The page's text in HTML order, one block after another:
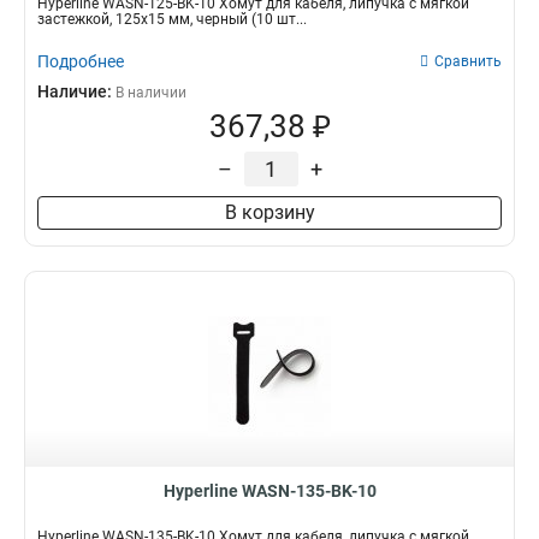
Hyperline WASN-125-BK-10 Хомут для кабеля, липучка с мягкой
застежкой, 125x15 мм, черный (10 шт...
Подробнее Сравнить
Наличие: В наличии
367,38 ₽
– +
В корзину
Hyperline WASN-135-BK-10